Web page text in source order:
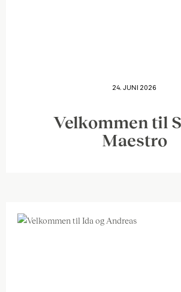
Velkommen til
Maestro
24. JUNI 2026